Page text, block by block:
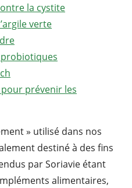
la cystite
verte
prévenir les
» utilisé dans nos
destiné à des fins
par Soriavie étant
alimentaires,